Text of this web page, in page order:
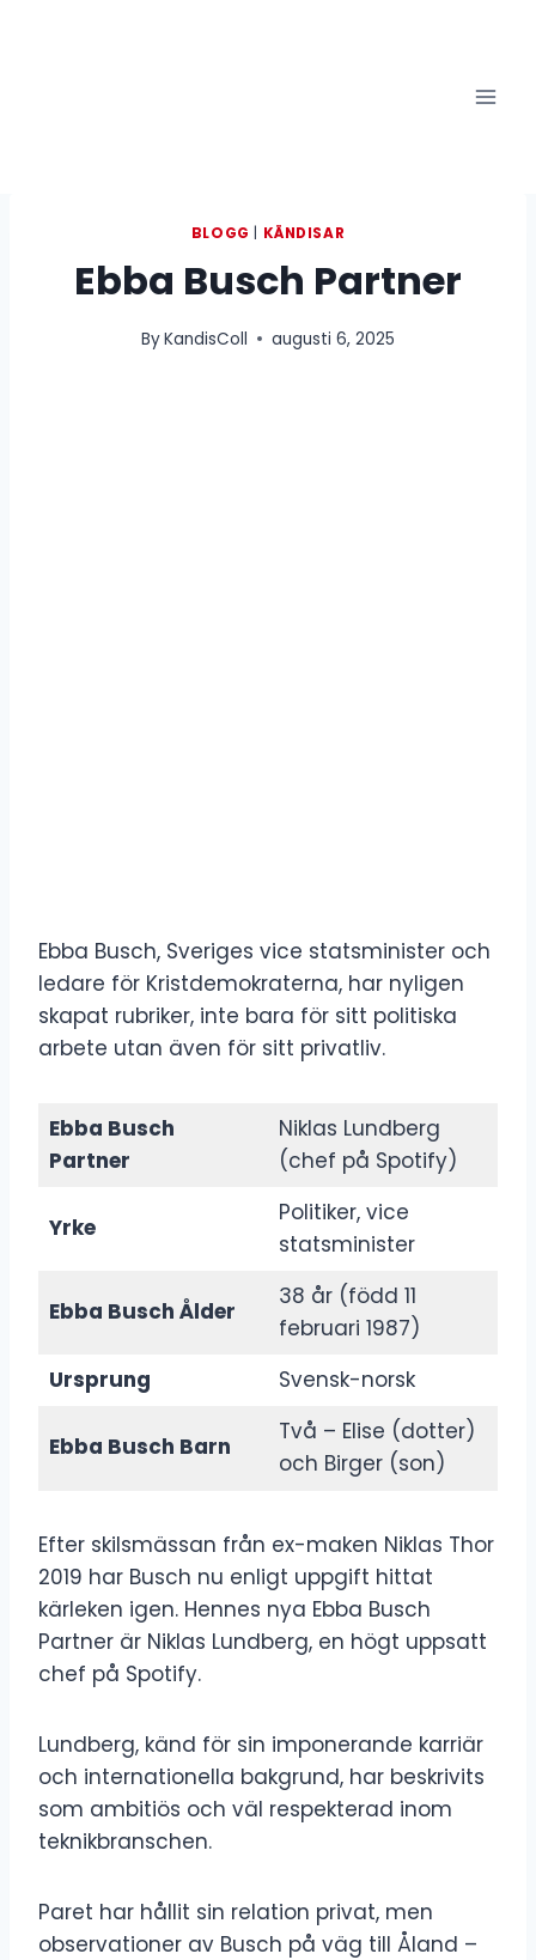
BLOGG KÄNDISAR
Ebba Busch Partner
ByKandisColl augusti 6, 2025
Ebba Busch, Sveriges vice statsminister och
ledare för Kristdemokraterna, har nyligen
skapat rubriker, inte bara för sitt politiska
arbete utan även för sitt privatliv.
Ebba Busch
Partner
Niklas Lundberg
(chef på Spotify)
Yrke
Politiker, vice
statsminister
Ebba Busch Ålder
38 år (född 11
februari 1987)
Ursprung
Svensk-norsk
Ebba Busch Barn
Två – Elise (dotter)
och Birger (son)
Efter skilsmässan från ex-maken Niklas Thor
2019 har Busch nu enligt uppgift hittat
kärleken igen. Hennes nya Ebba Busch
Partner är Niklas Lundberg, en högt uppsatt
chef på Spotify.
Lundberg, känd för sin imponerande karriär
och internationella bakgrund, har beskrivits
som ambitiös och väl respekterad inom
teknikbranschen.
Paret har hållit sin relation privat, men
observationer av Busch på väg till Åland –